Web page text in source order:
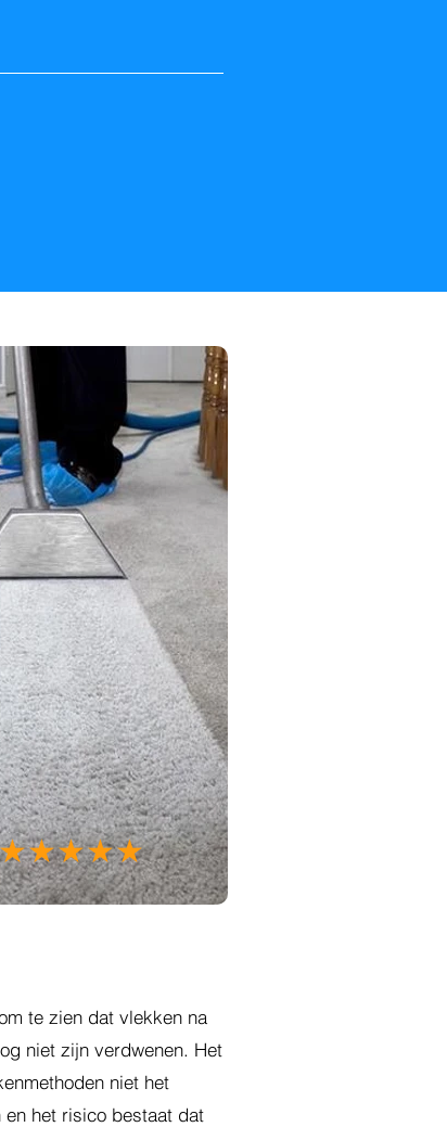
te zien dat vlekken na
niet zijn verdwenen. Het
niet het
het risico bestaat dat